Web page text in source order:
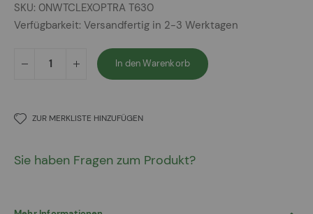
SKU 0NWTCLEXOPTRA T630
Verfügbarkeit: Versandfertig in 2-3 Werktagen
In den Warenkorb
ZUR MERKLISTE HINZUFÜGEN
Sie haben Fragen zum Produkt?